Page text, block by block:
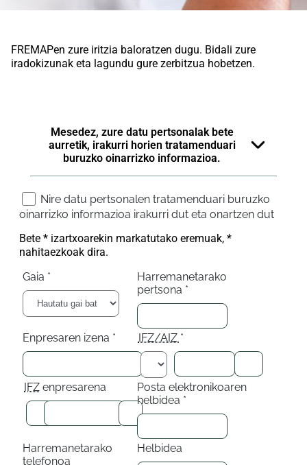
FREMAPen zure iritzia baloratzen dugu. Bidali zure
iradokizunak eta lagundu gure zerbitzua hobetzen.